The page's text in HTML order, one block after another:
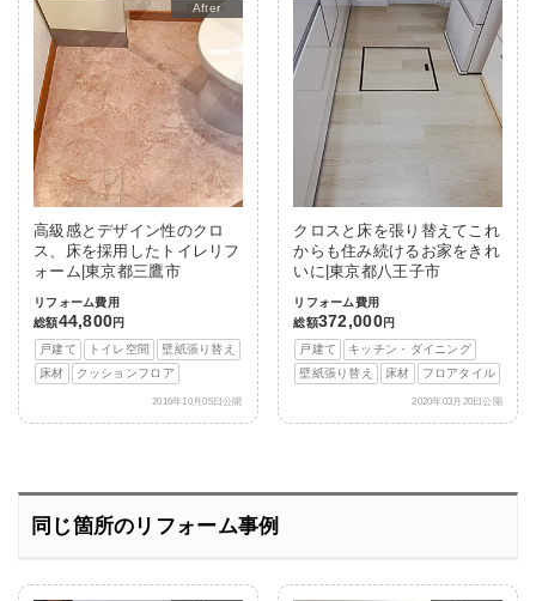
After
高級感とデザイン性のクロ
ス、床を採用したトイレリフ
ォーム|東京都三鷹市
リフォーム費用
総額44,800円
戸建て
トイレ空間
壁紙張り替え
床材
クッションフロア
2016年10月05日公開
クロスと床を張り替えてこれ
からも住み続けるお家をきれ
いに|東京都八王子市
リフォーム費用
総額372,000円
戸建て
キッチン・ダイニング
壁紙張り替え
床材 フロアタイル
2020年03月20日公開
同じ箇所のリフォーム事例